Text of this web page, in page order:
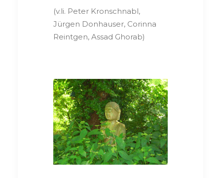
(v.li. Peter Kronschnabl,
Jürgen Donhauser, Corinna
Reintgen, Assad Ghorab)